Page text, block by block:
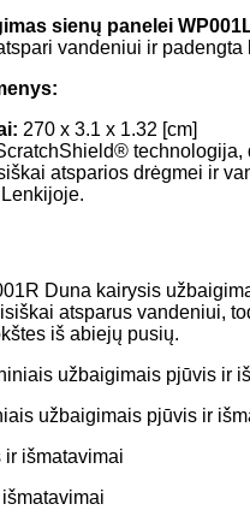
sienų panelei
vandeniui ir
270 x 3.1 x 1.32 [cm]
technologija,
atsparios drėgmei ir
Duna kairysis
atsparus vandeniui,
iš abiejų pusių.
užbaigimais pjūvis ir